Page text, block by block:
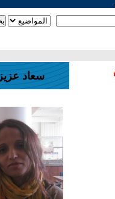
سعاد عزيز